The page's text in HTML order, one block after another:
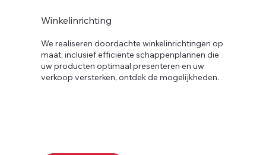
Winkelinrichting
We realiseren doordachte winkelinrichtingen op
maat, inclusief efficiënte schappenplannen die
uw producten optimaal presenteren en uw
verkoop versterken, ontdek de mogelijkheden.